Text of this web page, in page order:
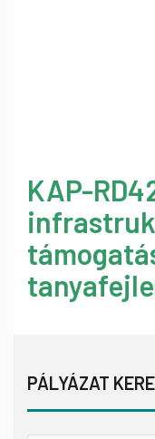
KAP-
PÁLYÁZAT